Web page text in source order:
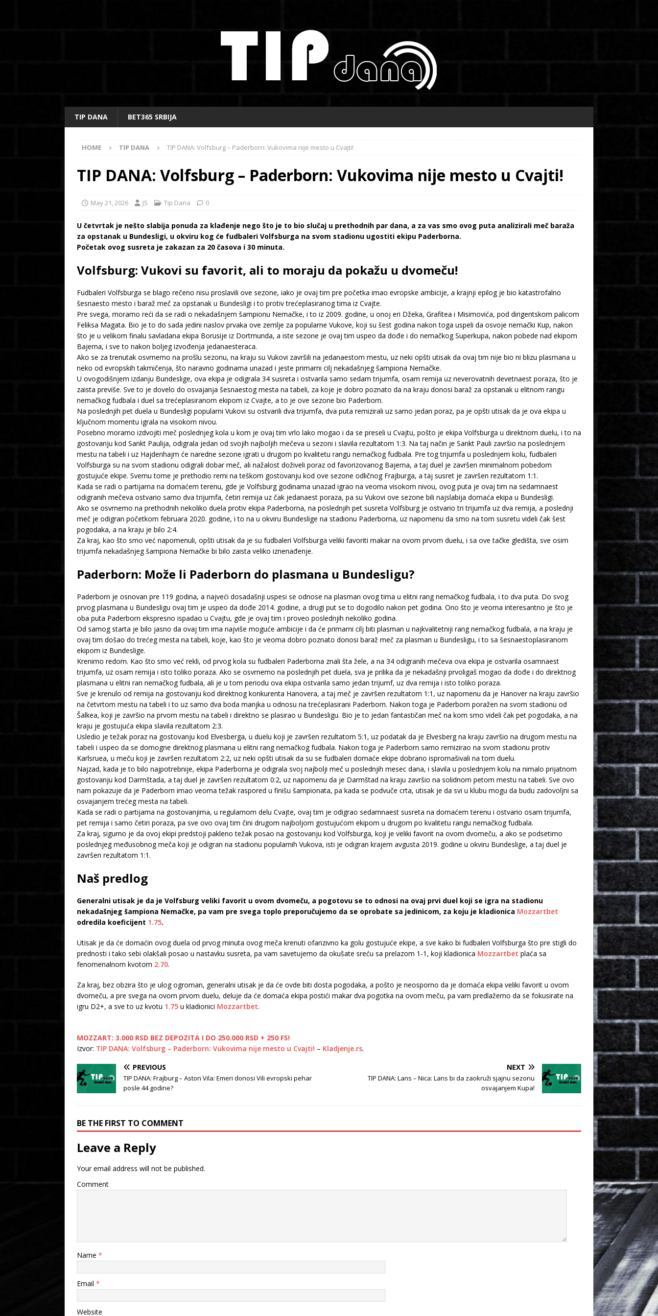
TIP DANA BET365 SRBIJA
HOME TIP DANA TIP DANA: Volfsburg – Paderborn: Vukovima nije mesto u Cvajti!
TIP DANA: Volfsburg – Paderborn: Vukovima nije mesto u Cvajti!
May 21, 2026 JS Tip Dana 0
U četvrtak je nešto slabija ponuda za klađenje nego što je to bio slučaj u prethodnih par dana, a za vas smo ovog puta analizirali meč baraža
za opstanak u Bundesligi, u okviru kog će fudbaleri Volfsburga na svom stadionu ugostiti ekipu Paderborna.
Početak ovog susreta je zakazan za 20 časova i 30 minuta.
Volfsburg: Vukovi su favorit, ali to moraju da pokažu u dvomeču!
Fudbaleri Volfsburga se blago rečeno nisu proslavili ove sezone, iako je ovaj tim pre početka imao evropske ambicije, a krajnji epilog je bio katastrofalno
šesnaesto mesto i baraž meč za opstanak u Bundesligi i to protiv trećeplasiranog tima iz Cvajte.
Pre svega, moramo reći da se radi o nekadašnjem šampionu Nemačke, i to iz 2009. godine, u onoj eri Džeka, Grafitea i Misimovića, pod dirigentskom palicom
Feliksa Magata. Bio je to do sada jedini naslov prvaka ove zemlje za popularne Vukove, koji su šest godina nakon toga uspeli da osvoje nemački Kup, nakon
što je u velikom finalu savladana ekipa Borusije iz Dortmunda, a iste sezone je ovaj tim uspeo da dođe i do nemačkog Superkupa, nakon pobede nad ekipom
Bajerna, i sve to nakon boljeg izvođenja jedanaesteraca.
Ako se za trenutak osvrnemo na prošlu sezonu, na kraju su Vukovi završili na jedanaestom mestu, uz neki opšti utisak da ovaj tim nije bio ni blizu plasmana u
neko od evropskih takmičenja, što naravno godinama unazad i jeste primarni cilj nekadašnjeg šampiona Nemačke.
U ovogodišnjem izdanju Bundeslige, ova ekipa je odigrala 34 susreta i ostvarila samo sedam trijumfa, osam remija uz neverovatnih devetnaest poraza, što je
zaista previše. Sve to je dovelo do osvajanja šesnaestog mesta na tabeli, za koje je dobro poznato da na kraju donosi baraž za opstanak u elitnom rangu
nemačkog fudbala i duel sa trećeplasiranom ekipom iz Cvajte, a to je ove sezone bio Paderborn.
Na poslednjih pet duela u Bundesligi popularni Vukovi su ostvarili dva trijumfa, dva puta remizirali uz samo jedan poraz, pa je opšti utisak da je ova ekipa u
ključnom momentu igrala na visokom nivou.
Posebno moramo izdvojiti meč poslednjeg kola u kom je ovaj tim vrlo lako mogao i da se preseli u Cvajtu, pošto je ekipa Volfsburga u direktnom duelu, i to na
gostovanju kod Sankt Paulija, odigrala jedan od svojih najboljih mečeva u sezoni i slavila rezultatom 1:3. Na taj način je Sankt Pauli završio na poslednjem
mestu na tabeli i uz Hajdenhajm će naredne sezone igrati u drugom po kvalitetu rangu nemačkog fudbala. Pre tog trijumfa u poslednjem kolu, fudbaleri
Volfsburga su na svom stadionu odigrali dobar meč, ali nažalost doživeli poraz od favorizovanog Bajerna, a taj duel je završen minimalnom pobedom
gostujuće ekipe. Svemu tome je prethodio remi na teškom gostovanju kod ove sezone odličnog Frajburga, a taj susret je završen rezultatom 1:1.
Kada se radi o partijama na domaćem terenu, gde je Volfsburg godinama unazad igrao na veoma visokom nivou, ovog puta je ovaj tim na sedamnaest
odigranih mečeva ostvario samo dva trijumfa, četiri remija uz čak jedanaest poraza, pa su Vukovi ove sezone bili najslabija domaća ekipa u Bundesligi.
Ako se osvrnemo na prethodnih nekoliko duela protiv ekipa Paderborna, na poslednjih pet susreta Volfsburg je ostvario tri trijumfa uz dva remija, a poslednji
meč je odigran početkom februara 2020. godine, i to na u okviru Bundeslige na stadionu Paderborna, uz napomenu da smo na tom susretu videli čak šest
pogodaka, a na kraju je bilo 2:4.
Za kraj, kao što smo već napomenuli, opšti utisak da je su fudbaleri Volfsburga veliki favoriti makar na ovom prvom duelu, i sa ove tačke gledišta, sve osim
trijumfa nekadašnjeg šampiona Nemačke bi bilo zaista veliko iznenađenje.
Paderborn: Može li Paderborn do plasmana u Bundesligu?
Paderborn je osnovan pre 119 godina, a najveći dosadašnji uspesi se odnose na plasman ovog tima u elitni rang nemačkog fudbala, i to dva puta. Do svog
prvog plasmana u Bundesligu ovaj tim je uspeo da dođe 2014. godine, a drugi put se to dogodilo nakon pet godina. Ono što je veoma interesantno je što je
oba puta Paderborn ekspresno ispadao u Cvajtu, gde je ovaj tim i proveo poslednjih nekoliko godina.
Od samog starta je bilo jasno da ovaj tim ima najviše moguće ambicije i da će primarni cilj biti plasman u najkvalitetniji rang nemačkog fudbala, a na kraju je
ovaj tim došao do trećeg mesta na tabeli, koje, kao što je veoma dobro poznato donosi baraž meč za plasman u Bundesligu, i to sa šesnaestoplasiranom
ekipom iz Bundeslige.
Krenimo redom. Kao što smo već rekli, od prvog kola su fudbaleri Paderborna znali šta žele, a na 34 odigranih mečeva ova ekipa je ostvarila osamnaest
trijumfa, uz osam remija i isto toliko poraza. Ako se osvrnemo na poslednjih pet duela, sva je prilika da je nekadašnji prvoligaš mogao da dođe i do direktnog
plasmana u elitni ran nemačkog fudbala, ali je u tom periodu ova ekipa ostvarila samo jedan trijumf, uz dva remija i isto toliko poraza.
Sve je krenulo od remija na gostovanju kod direktnog konkurenta Hanovera, a taj meč je završen rezultatom 1:1, uz napomenu da je Hanover na kraju završio
na četvrtom mestu na tabeli i to uz samo dva boda manjka u odnosu na trećeplasirani Paderborn. Nakon toga je Paderborn poražen na svom stadionu od
Šalkea, koji je završio na prvom mestu na tabeli i direktno se plasirao u Bundesligu. Bio je to jedan fantastičan meč na kom smo videli čak pet pogodaka, a na
kraju je gostujuća ekipa slavila rezultatom 2:3.
Usledio je težak poraz na gostovanju kod Elvesberga, u duelu koji je završen rezultatom 5:1, uz podatak da je Elvesberg na kraju završio na drugom mestu na
tabeli i uspeo da se domogne direktnog plasmana u elitni rang nemačkog fudbala. Nakon toga je Paderborn samo remizirao na svom stadionu protiv
Karlsruea, u meču koji je završen rezultatom 2:2, uz neki opšti utisak da su se fudbaleri domaće ekipe dobrano ispromašivali na tom duelu.
Najzad, kada je to bilo najpotrebnije, ekipa Paderborna je odigrala svoj najbolji meč u poslednjih mesec dana, i slavila u poslednjem kolu na nimalo prijatnom
gostovanju kod Darmštada, a taj duel je završen rezultatom 0:2, uz napomenu da je Darmštad na kraju završio na solidnom petom mestu na tabeli. Sve ovo
nam pokazuje da je Paderborn imao veoma težak raspored u finišu šampionata, pa kada se podvuče crta, utisak je da svi u klubu mogu da budu zadovoljni sa
osvajanjem trećeg mesta na tabeli.
Kada se radi o partijama na gostovanjima, u regularnom delu Cvajte, ovaj tim je odigrao sedamnaest susreta na domaćem terenu i ostvario osam trijumfa,
pet remija i samo četiri poraza, pa sve ovo ovaj tim čini drugom najboljom gostujućom ekipom u drugom po kvalitetu rangu nemačkog fudbala.
Za kraj, sigurno je da ovoj ekipi predstoji pakleno težak posao na gostovanju kod Volfsburga, koji je veliki favorit na ovom dvomeču, a ako se podsetimo
poslednjeg međusobnog meča koji je odigran na stadionu popularnih Vukova, isti je odigran krajem avgusta 2019. godine u okviru Bundeslige, a taj duel je
završen rezultatom 1:1.
Naš predlog
Generalni utisak je da je Volfsburg veliki favorit u ovom dvomeču, a pogotovu se to odnosi na ovaj prvi duel koji se igra na stadionu
nekadašnjeg šampiona Nemačke, pa vam pre svega toplo preporučujemo da se oprobate sa jedinicom, za koju je kladionica Mozzartbet
odredila koeficijent 1.75.
Utisak je da će domaćin ovog duela od prvog minuta ovog meča krenuti ofanzivno ka golu gostujuće ekipe, a sve kako bi fudbaleri Volfsburga što pre stigli do
prednosti i tako sebi olakšali posao u nastavku susreta, pa vam savetujemo da okušate sreću sa prelazom 1-1, koji kladionica Mozzartbet plaća sa
fenomenalnom kvotom 2.70.
Za kraj, bez obzira što je ulog ogroman, generalni utisak je da će ovde biti dosta pogodaka, a pošto je neosporno da je domaća ekipa veliki favorit u ovom
dvomeču, a pre svega na ovom prvom duelu, deluje da će domaća ekipa postići makar dva pogotka na ovom meču, pa vam predlažemo da se fokusirate na
igru D2+, a sve to uz kvotu 1.75 u kladionici Mozzartbet.
MOZZART: 3.000 RSD BEZ DEPOZITA I DO 250.000 RSD + 250 FS!
Izvor: TIP DANA: Volfsburg – Paderborn: Vukovima nije mesto u Cvajti! – Kladjenje.rs.
PREVIOUS
TIP DANA: Frajburg – Aston Vila: Emeri donosi Vili evropski pehar
posle 44 godine?
NEXT
TIP DANA: Lans – Nica: Lans bi da zaokruži sjajnu sezonu
osvajanjem Kupa!
BE THE FIRST TO COMMENT
Leave a Reply
Your email address will not be published.
Comment
Name *
Email *
Website